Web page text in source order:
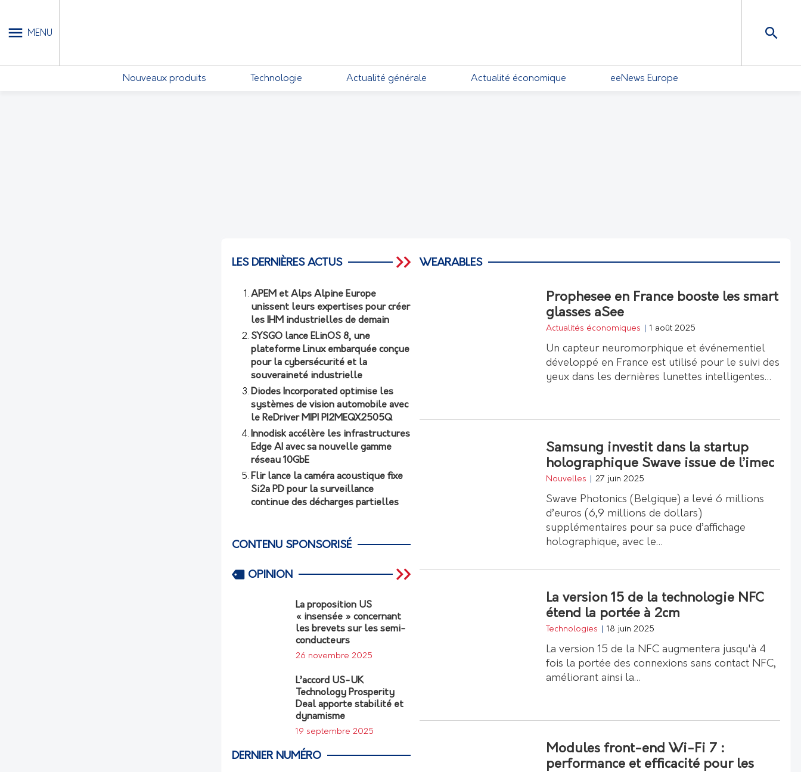
MENU
Nouveaux produits Technologie Actualité générale Actualité économique eeNews Europe
WEARABLES
Prophesee en France booste les smart
glasses aSee
Actualités économiques 1 août 2025
Un capteur neuromorphique et événementiel
développé en France est utilisé pour le suivi des
yeux dans les dernières lunettes intelligentes…
Samsung investit dans la startup
holographique Swave issue de l’imec
Nouvelles 27 juin 2025
Swave Photonics (Belgique) a levé 6 millions
d’euros (6,9 millions de dollars)
supplémentaires pour sa puce d’affichage
holographique, avec le…
La version 15 de la technologie NFC
étend la portée à 2cm
Technologies 18 juin 2025
La version 15 de la NFC augmentera jusqu'à 4
fois la portée des connexions sans contact NFC,
améliorant ainsi la…
Modules front-end Wi-Fi 7 :
performance et efficacité pour les
LES DERNIÈRES ACTUS
APEM et Alps Alpine Europe
unissent leurs expertises pour créer
les IHM industrielles de demain
SYSGO lance ELinOS 8, une
plateforme Linux embarquée conçue
pour la cybersécurité et la
souveraineté industrielle
Diodes Incorporated optimise les
systèmes de vision automobile avec
le ReDriver MIPI PI2MEQX2505Q
Innodisk accélère les infrastructures
Edge AI avec sa nouvelle gamme
réseau 10GbE
Flir lance la caméra acoustique fixe
Si2a PD pour la surveillance
continue des décharges partielles
CONTENU SPONSORISÉ
OPINION
La proposition US
« insensée » concernant
les brevets sur les semi-
conducteurs
26 novembre 2025
L’accord US-UK
Technology Prosperity
Deal apporte stabilité et
dynamisme
19 septembre 2025
DERNIER NUMÉRO